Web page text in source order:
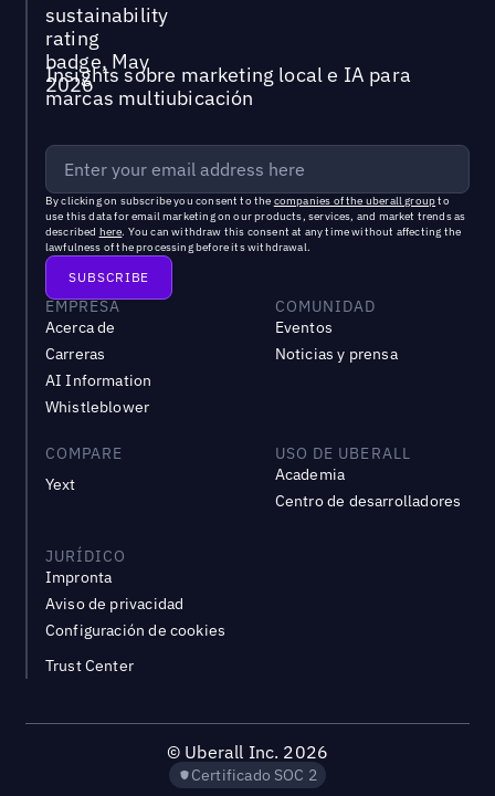
Insights sobre marketing local e IA para
marcas multiubicación
By clicking on subscribe you consent to the companies of the uberall groupto
use this data for email marketing on our products, services, and market trends as
described here. You can withdraw this consent at any time without affecting the
lawfulness of the processing before its withdrawal.
EMPRESA
Acerca de
Carreras
AI Information
Whistleblower
COMUNIDAD
Eventos
Noticias y prensa
COMPARE
Yext
USO DE UBERALL
Academia
Centro de desarrolladores
JURÍDICO
Impronta
Aviso de privacidad
Configuración de cookies
Trust Center
© Uberall Inc. 2026
Certificado SOC 2